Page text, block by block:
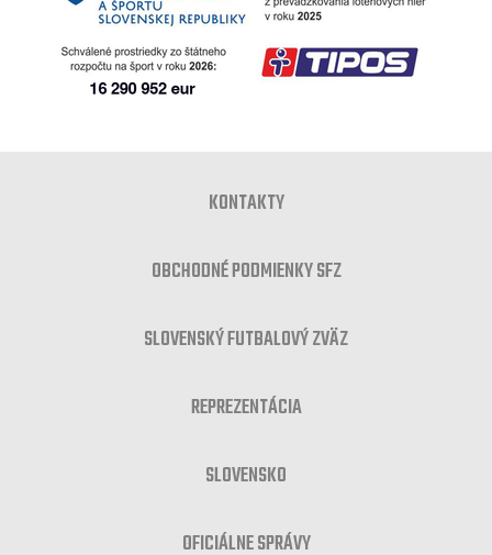
KONTAKTY
OBCHODNÉ PODMIENKY SFZ
SLOVENSKÝ FUTBALOVÝ ZVÄZ
REPREZENTÁCIA
SLOVENSKO
OFICIÁLNE SPRÁVY